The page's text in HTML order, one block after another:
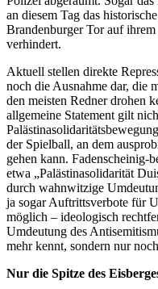
an diesem Tag das
Brandenburger Tor auf
verhindert.
Aktuell stellen direkte
noch die Ausnahme dar, die
den meisten Redner drohen
allgemeine Statement gilt
der Spielball, an dem
gehen kann. Fadenscheinig-
etwa „Palästinasolidarität
durch wahnwitzige
ja sogar Auftrittsverbote für
möglich – ideologisch
Umdeutung des
mehr kennt, sondern nur
Nur die Spitze des